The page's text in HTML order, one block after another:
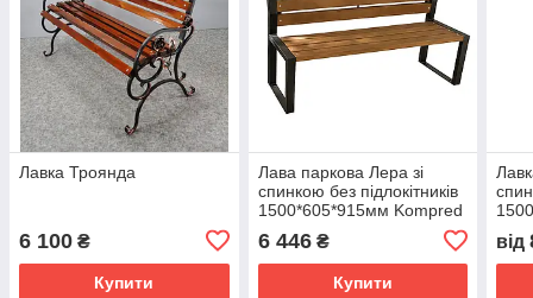
Лавка Троянда
6 100 ₴
Купити
Лава паркова Лера зі
спинкою без підлокітників
1500*605*915мм Kompred
6 446₴
Купити
від